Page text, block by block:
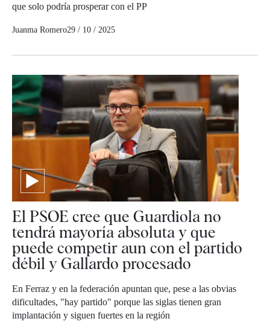
que solo podría prosperar con el PP
Juanma Romero29 / 10 / 2025
El PSOE cree que Guardiola no
tendrá mayoría absoluta y que
puede competir aun con el partido
débil y Gallardo procesado
En Ferraz y en la federación apuntan que, pese a las obvias
dificultades, "hay partido" porque las siglas tienen gran
implantación y siguen fuertes en la región